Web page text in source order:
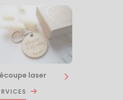
laser